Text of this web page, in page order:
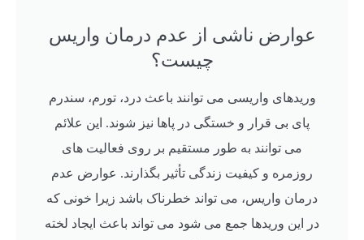
عوارض ناشی از عدم درمان واریس
چیست؟
وریدهای واریسی می توانند باعث درد، تورم، سندرم
پای بی قرار و خستگی در پاها نیز شوند. این علائم
می توانند به طور مستقیم بر روی فعالیت های
روزمره و کیفیت زندگی تأثیر بگذارند. عوارض عدم
درمان واریس، می تواند خطرناک باشد زیرا خونی که
در این وریدها جمع می شود می تواند باعث ایجاد لخته